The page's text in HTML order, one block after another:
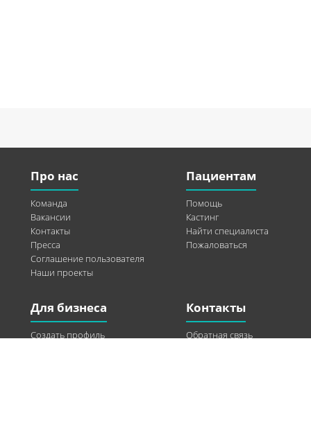
Про нас
Команда
Вакансии
Контакты
Пресса
Соглашение пользователя
Наши проекты
Пациентам
Помощь
Кастинг
Найти специалиста
Пожаловаться
Для бизнеса
Создать профиль
Контакты
Обратная связь